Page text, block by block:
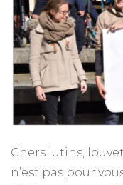
Chers lutins,
n’est pas pour